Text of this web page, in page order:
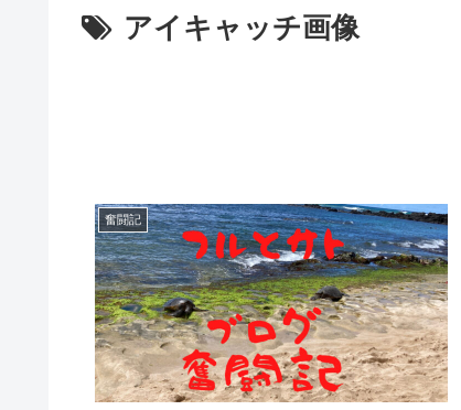
アイキャッチ画像
奮闘記